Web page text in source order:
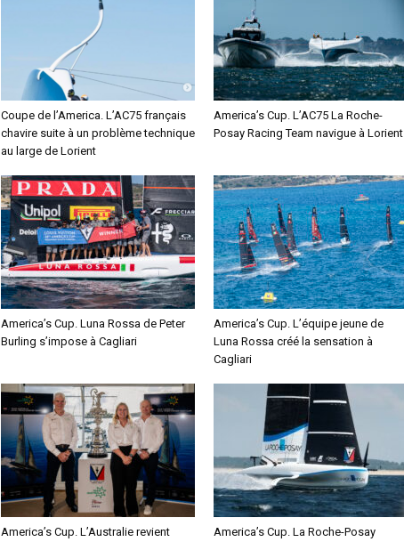
Coupe de l’America. L’AC75 français
chavire suite à un problème technique
au large de Lorient
America’s Cup. L’AC75 La Roche-
Posay Racing Team navigue à Lorient
America’s Cup. Luna Rossa de Peter
Burling s’impose à Cagliari
America’s Cup. L’équipe jeune de
Luna Rossa créé la sensation à
Cagliari
America’s Cup. L’Australie revient
America’s Cup. La Roche-Posay